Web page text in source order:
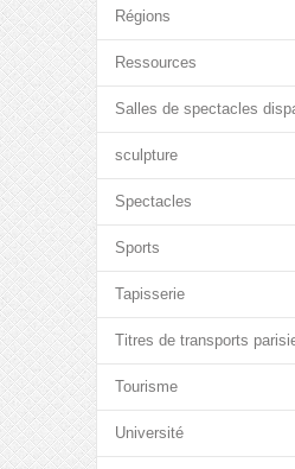
Régions
Ressources
Salles de spectacles
sculpture
Spectacles
Sports
Tapisserie
Titres de transports
Tourisme
Université